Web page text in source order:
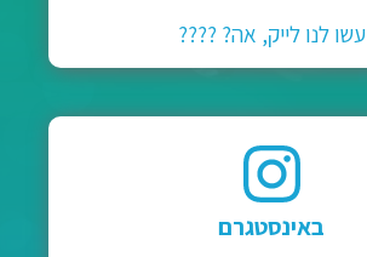
עשו לנו לייק, אה? ????
באינסטגרם